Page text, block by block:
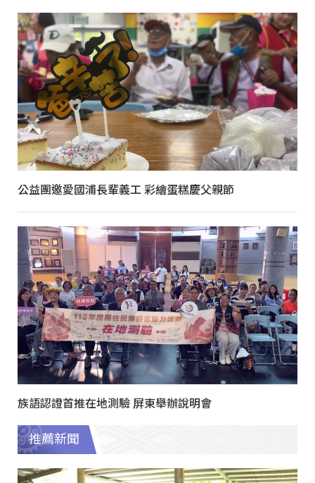
公益團邀愛國浦長輩義工 彩繪蛋糕慶父親節
族語認證首推在地測驗 屏東舉辦說明會
推薦新聞